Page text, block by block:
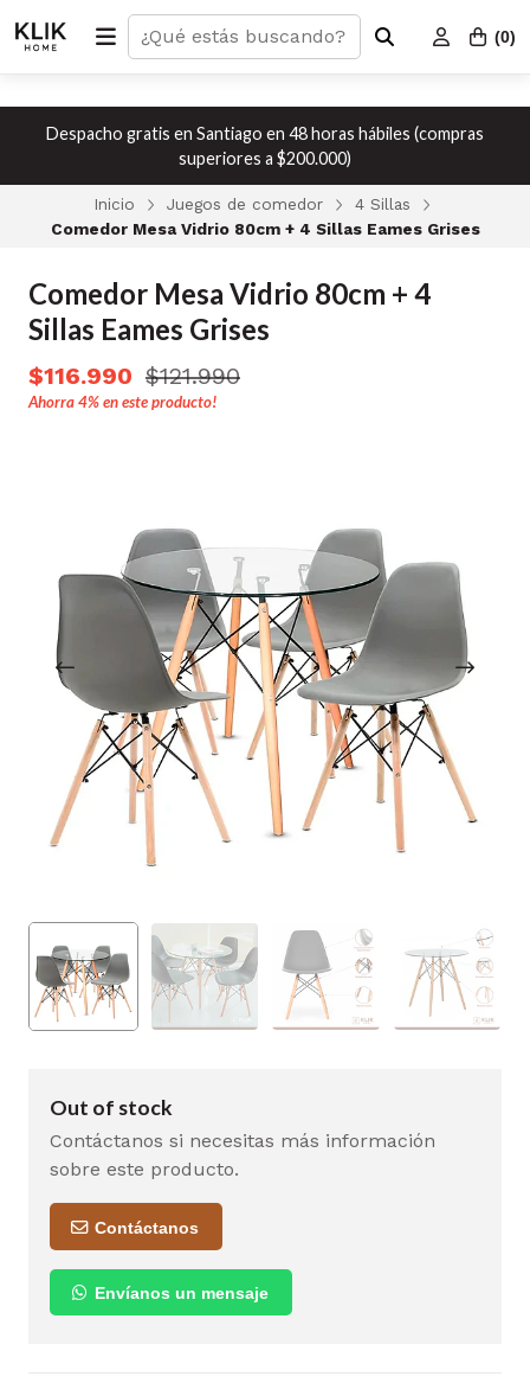
(0)
Despacho gratis en Santiago en 48 horas hábiles (compras
superiores a $200.000)
Inicio Juegos de comedor
4 Sillas
Comedor Mesa Vidrio 80cm + 4 Sillas Eames Grises
Comedor Mesa Vidrio 80cm + 4
Sillas Eames Grises
$116.990 $121.990
Ahorra4%en este producto!
Out of stock
Contáctanos si necesitas más información
sobre este producto.
Contáctanos
Envíanos un mensaje